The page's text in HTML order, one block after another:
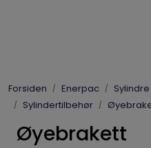
Forsiden Enerpac
Sylindertilbehør
Øyebrakett
Enerpac
Hydraulikk